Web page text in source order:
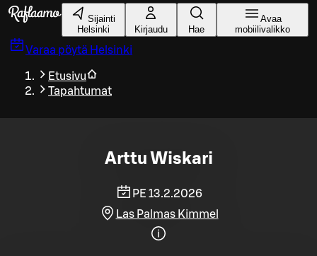
Siirry pääsisältöön
Sijainti
Helsinki
Kirjaudu Hae
Avaa
mobiilivalikko
Varaa pöytä Helsinki
Etusivu
Tapahtumat
Arttu Wiskari
PE 13.2.2026
Las Palmas Kimmel